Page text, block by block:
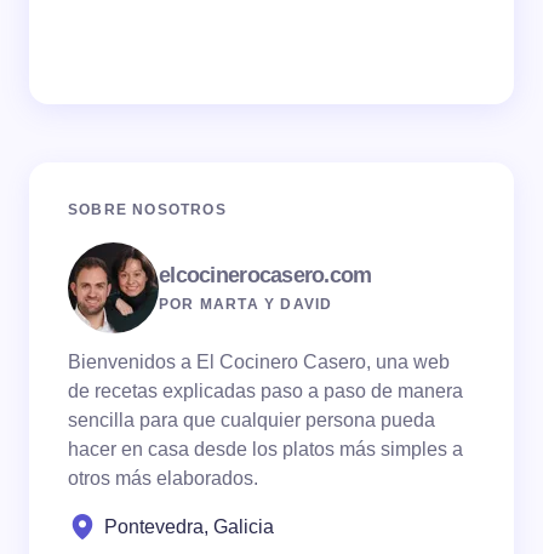
SOBRE NOSOTROS
elcocinerocasero.com
POR MARTA Y DAVID
Bienvenidos a El Cocinero Casero, una web
de recetas explicadas paso a paso de manera
sencilla para que cualquier persona pueda
hacer en casa desde los platos más simples a
otros más elaborados.
Pontevedra, Galicia